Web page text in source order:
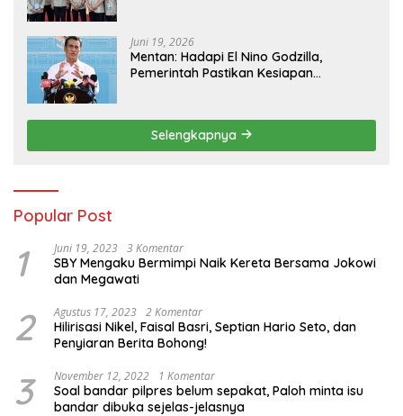
Juni 19, 2026
Mentan: Hadapi El Nino Godzilla,
Pemerintah Pastikan Kesiapan
Selengkapnya
Popular Post
1 Juni 19, 2023 3 Komentar
SBY Mengaku Bermimpi Naik Kereta Bersama Jokowi
dan Megawati
2 Agustus 17, 2023 2 Komentar
Hilirisasi Nikel, Faisal Basri, Septian Hario Seto, dan
Penyiaran Berita Bohong!
3 November 12, 2022 1 Komentar
Soal bandar pilpres belum sepakat, Paloh minta isu
bandar dibuka sejelas-jelasnya